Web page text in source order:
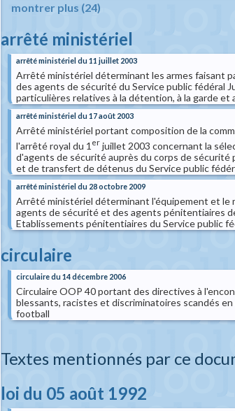
montrer plus (24)
arrêté ministériel
arrêté ministériel du 11 juillet 2003
Arrêté ministériel déterminant les armes faisant
des agents de sécurité du Service public fédéral
particulières relatives à la détention, à la garde et
arrêté ministériel du 17 août 2003
Arrêté ministériel portant composition de la
l'arrêté royal du 1 er juillet 2003 concernant la
d'agents de sécurité auprès du corps de sécurité
et de transfert de détenus du Service public
arrêté ministériel du 28 octobre 2009
Arrêté ministériel déterminant l'équipement et le
agents de sécurité et des agents pénitentiaires
Etablissements pénitentiaires du Service public
circulaire
circulaire du 14 décembre 2006
Circulaire OOP 40 portant des directives à
blessants, racistes et discriminatoires scandés
football
Textes mentionnés par ce
loi du 05 août 1992